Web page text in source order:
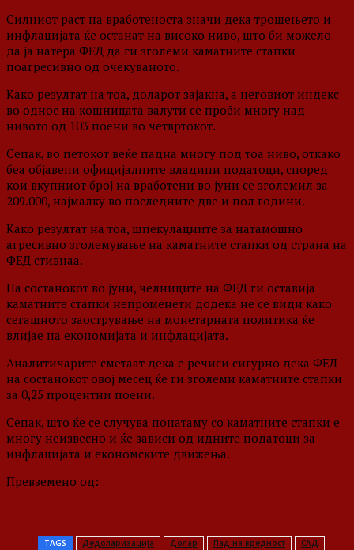
Силниот раст на вработеноста значи дека трошењето и
инфлацијата ќе останат на високо ниво, што би можело
да ја натера ФЕД да ги зголеми каматните стапки
поагресивно од очекуваното.
Како резултат на тоа, доларот зајакна, а неговиот индекс
во однос на кошницата валути се проби многу над
нивото од 103 поени во четвртокот.
Сепак, во петокот веќе падна многу под тоа ниво, откако
беа објавени официјалните владини податоци, според
кои вкупниот број на вработени во јуни се зголемил за
209.000, најмалку во последните две и пол години.
Како резултат на тоа, шпекулациите за натамошно
агресивно зголемување на каматните стапки од страна на
ФЕД стивнаа.
На состанокот во јуни, челниците на ФЕД ги оставија
каматните стапки непроменети додека не се види како
сегашното заострување на монетарната политика ќе
влијае на економијата и инфлацијата.
Аналитичарите сметаат дека е речиси сигурно дека ФЕД
на состанокот овој месец ќе ги зголеми каматните стапки
за 0,25 процентни поени.
Сепак, што ќе се случува понатаму со каматните стапки е
многу неизвесно и ќе зависи од идните податоци за
инфлацијата и економските движења.
Превземено од:
TAGS Дедоларизација Долар Пад на вредност САД